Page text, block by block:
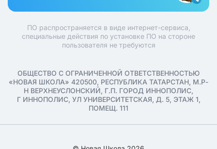
ПО распространяется в виде интернет-сервиса,
специальные действия по установке ПО на стороне
пользователя не требуются
ОБЩЕСТВО С ОГРАНИЧЕННОЙ ОТВЕТСТВЕННОСТЬЮ
«НОВАЯ ШКОЛА» 420500, РЕСПУБЛИКА ТАТАРСТАН, М.Р-
Н ВЕРХНЕУСЛОНСКИЙ, Г.П. ГОРОД ИННОПОЛИС,
Г ИННОПОЛИС, УЛ УНИВЕРСИТЕТСКАЯ, Д. 5, ЭТАЖ 1,
ПОМЕЩ. 111